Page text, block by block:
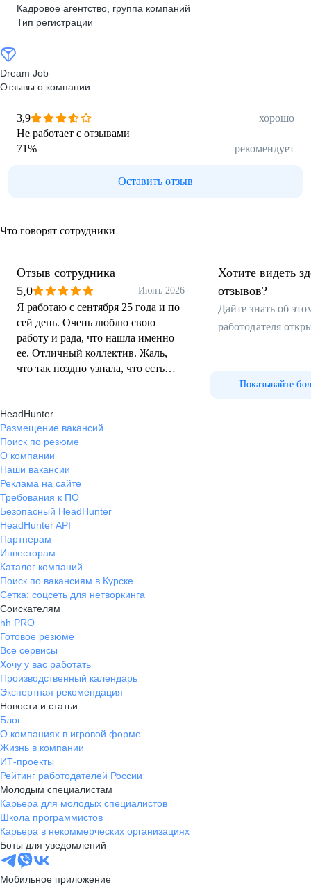
Кадровое агентство, группа компаний
Тип регистрации
Dream Job
Отзывы о компании
3,9
хорошо
Не работает с отзывами
71% рекомендует
Оставить отзыв
Что говорят сотрудники
Отзыв сотрудника
5,0
Июнь 2026
Я работаю с сентября 25 года и по
сей день. Очень люблю свою
работу и рада, что нашла именно
ее. Отличный коллектив. Жаль,
что так поздно узнала, что есть
Хотите видеть
отзывов?
Дайте знать об
работодателя
Показывайте
HeadHunter
Размещение вакансий
Поиск по резюме
О компании
Наши вакансии
Реклама на сайте
Требования к ПО
Безопасный HeadHunter
HeadHunter API
Партнерам
Инвесторам
Каталог компаний
Поиск по вакансиям в Курске
Сетка: соцсеть для нетворкинга
Соискателям
hh PRO
Готовое резюме
Все сервисы
Хочу у вас работать
Производственный календарь
Экспертная рекомендация
Новости и статьи
Блог
О компаниях в игровой форме
Жизнь в компании
ИТ-проекты
Рейтинг работодателей России
Молодым специалистам
Карьера для молодых специалистов
Школа программистов
Карьера в некоммерческих организациях
Боты для уведомлений
Мобильное приложение